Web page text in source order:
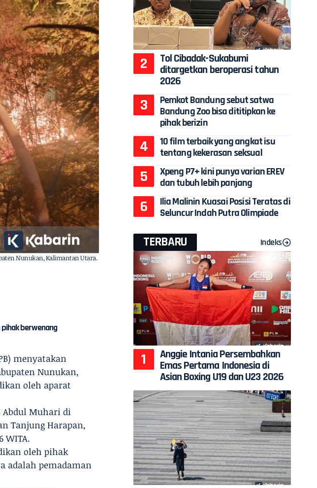
Nunukan, Kalimantan Utara.
berwenang
menyatakan
Nunukan,
oleh aparat
Abdul Muhari di
Tanjung Harapan,
WITA.
oleh pihak
adalah pemadaman
Tol Cibadak-Sukabumi
ditargetkan beroperasi tahun
2026
Pemkot Bandung sebut satwa
Bandung Zoo bisa dititipkan ke
pihak berizin
10 film terbaik yang angkat isu
tentang kekerasan seksual
Xpeng P7+ kini punya varian EREV
dan tubuh lebih panjang
Ilia Malinin Kuasai Posisi Teratas di
Seluncur Indah Putra Olimpiade
TERBARU Indeks
Anggie Intania Persembahkan
Emas Pertama Indonesia di
Asian Boxing U19 dan U23 2026